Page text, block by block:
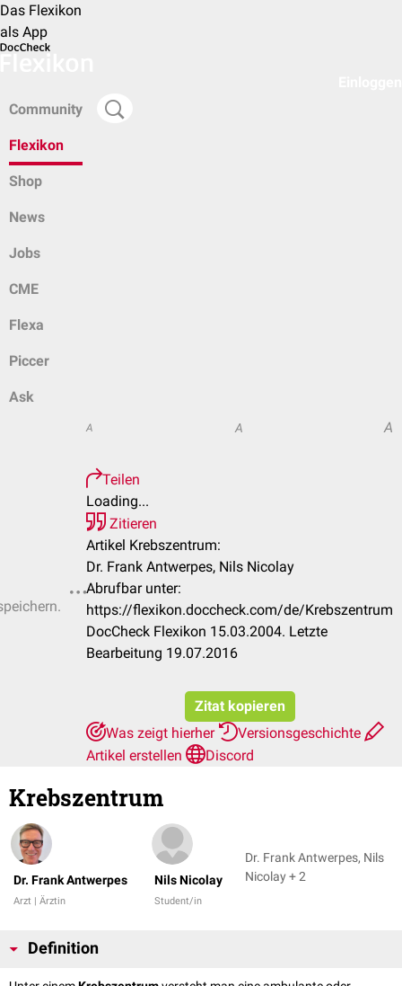
Das Flexikon
als App
Community
Flexikon
Shop
News
Jobs
CME
Flexa
Piccer
Ask
A A A
Teilen
Loading...
Zitieren
Artikel Krebszentrum:
Dr. Frank Antwerpes, Nils Nicolay
Abrufbar unter:
https://flexikon.doccheck.com/de/Krebszentrum
DocCheck Flexikon 15.03.2004. Letzte
Bearbeitung 19.07.2016
Zitat kopieren
Was zeigt hierher
Versionsgeschichte
Artikel erstellen
Discord
Krebszentrum
Dr. Frank Antwerpes
Arzt | Ärztin
Nils Nicolay
Student/in
Dr. Frank Antwerpes, Nils
Nicolay + 2
Definition